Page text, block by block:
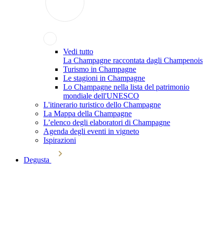
Vedi tutto
La Champagne raccontata dagli Champenois
Turismo in Champagne
Le stagioni in Champagne
Lo Champagne nella lista del patrimonio
mondiale dell'UNESCO
L'itinerario turistico dello Champagne
La Mappa della Champagne
L’elenco degli elaboratori di Champagne
Agenda degli eventi in vigneto
Ispirazioni
Degusta